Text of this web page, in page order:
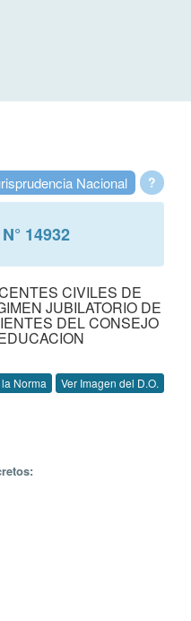
?
Nacional
N° 14932
CIVILES DE
JUBILATORIO DE
DEL CONSEJO
Norma Ver Imagen del D.O.